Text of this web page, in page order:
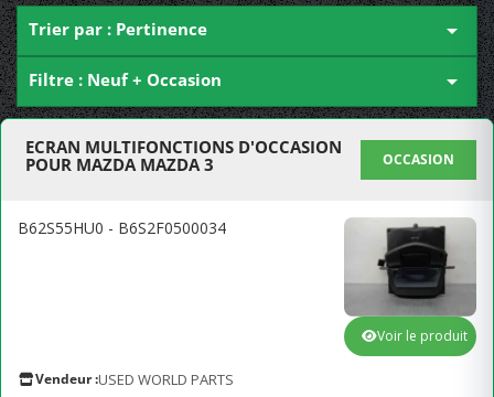
Trier par : Pertinence 
Filtre : Neuf + Occasion 
ECRAN MULTIFONCTIONS D'OCCASION
POUR MAZDA MAZDA 3
OCCASION
B62S55HU0 - B6S2F0500034
Vendeur :USED WORLD PARTS
Voir le produit